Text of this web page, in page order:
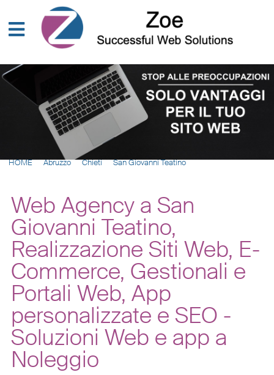
HOME Abruzzo Chieti San Giovanni Teatino
Web Agency a San
Giovanni Teatino,
Realizzazione Siti Web, E-
Commerce, Gestionali e
Portali Web, App
personalizzate e SEO -
Soluzioni Web e app a
Noleggio